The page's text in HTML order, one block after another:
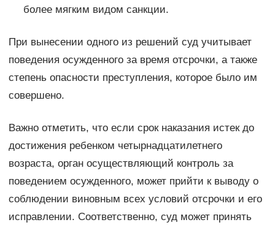
более мягким видом санкции.
При вынесении одного из решений суд учитывает
поведения осужденного за время отсрочки, а также
степень опасности преступления, которое было им
совершено.
Важно отметить, что если срок наказания истек до
достижения ребенком четырнадцатилетнего
возраста, орган осуществляющий контроль за
поведением осужденного, может прийти к выводу о
соблюдении виновным всех условий отсрочки и его
исправлении. Соответственно, суд может принять